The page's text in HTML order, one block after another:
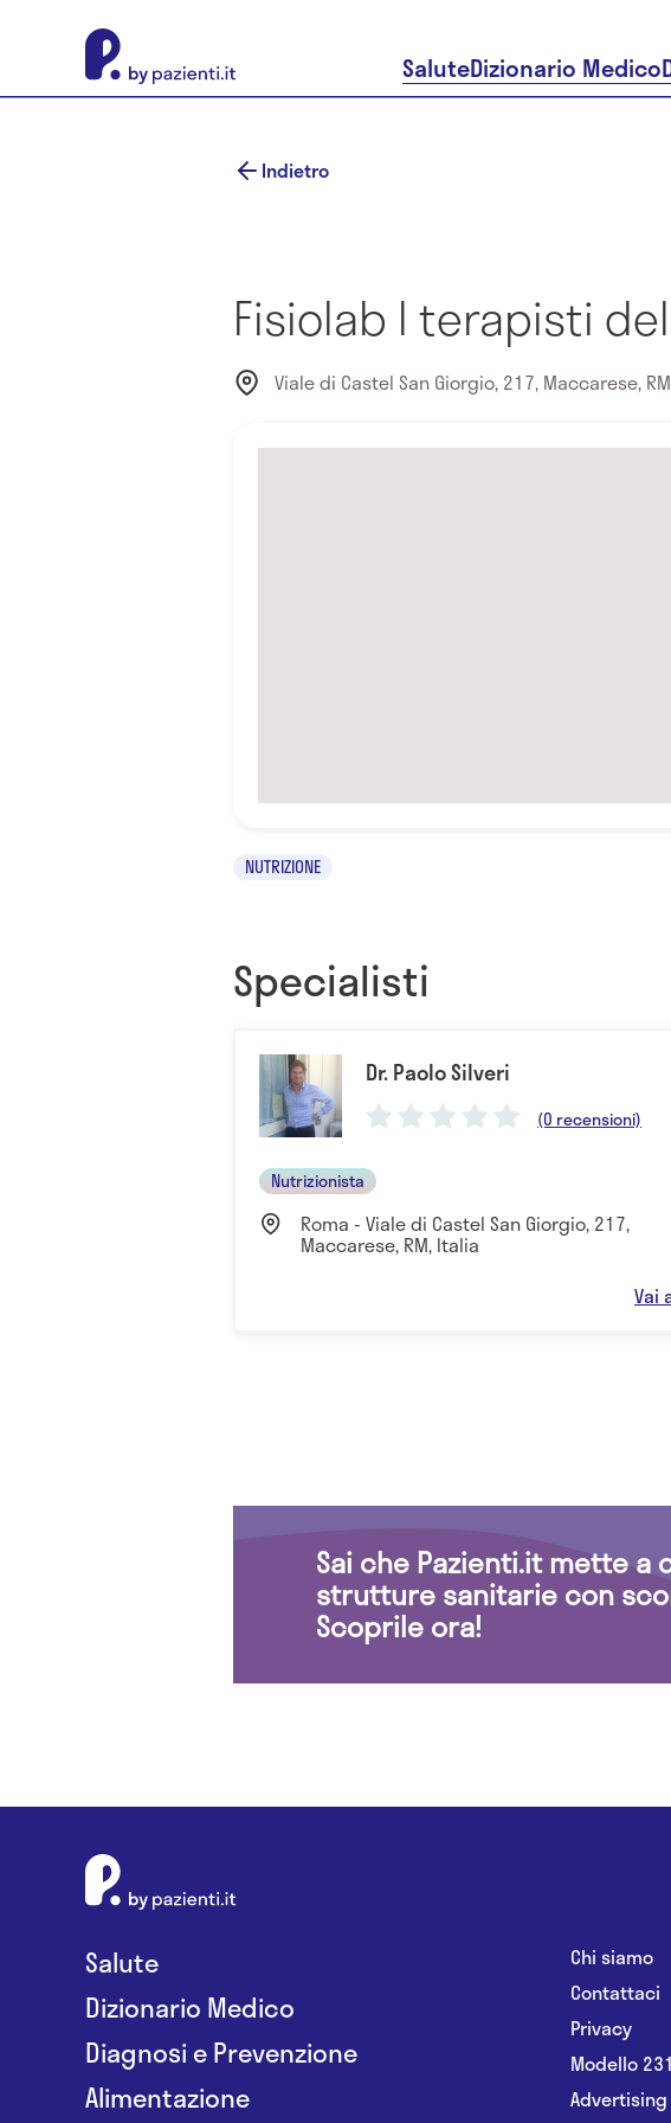
SaluteDizionario Medico
Indietro
Fisiolab I terapisti
Viale di Castel San Giorgio, 217, Maccarese,
NUTRIZIONE
Specialisti
Dr. Paolo Silveri
(0 recensioni)
Nutrizionista
Roma - Viale di Castel San Giorgio, 217,
Maccarese, RM, Italia
Vai
Sai che Pazienti.it mette a
strutture sanitarie con
Scoprile ora!
Salute
Dizionario Medico
Diagnosi e Prevenzione
Alimentazione
Chi siamo
Contattaci
Privacy
Modello 231
Advertising